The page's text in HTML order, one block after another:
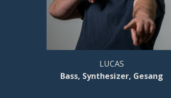
LUCAS
Bass, Synthesizer, Gesang